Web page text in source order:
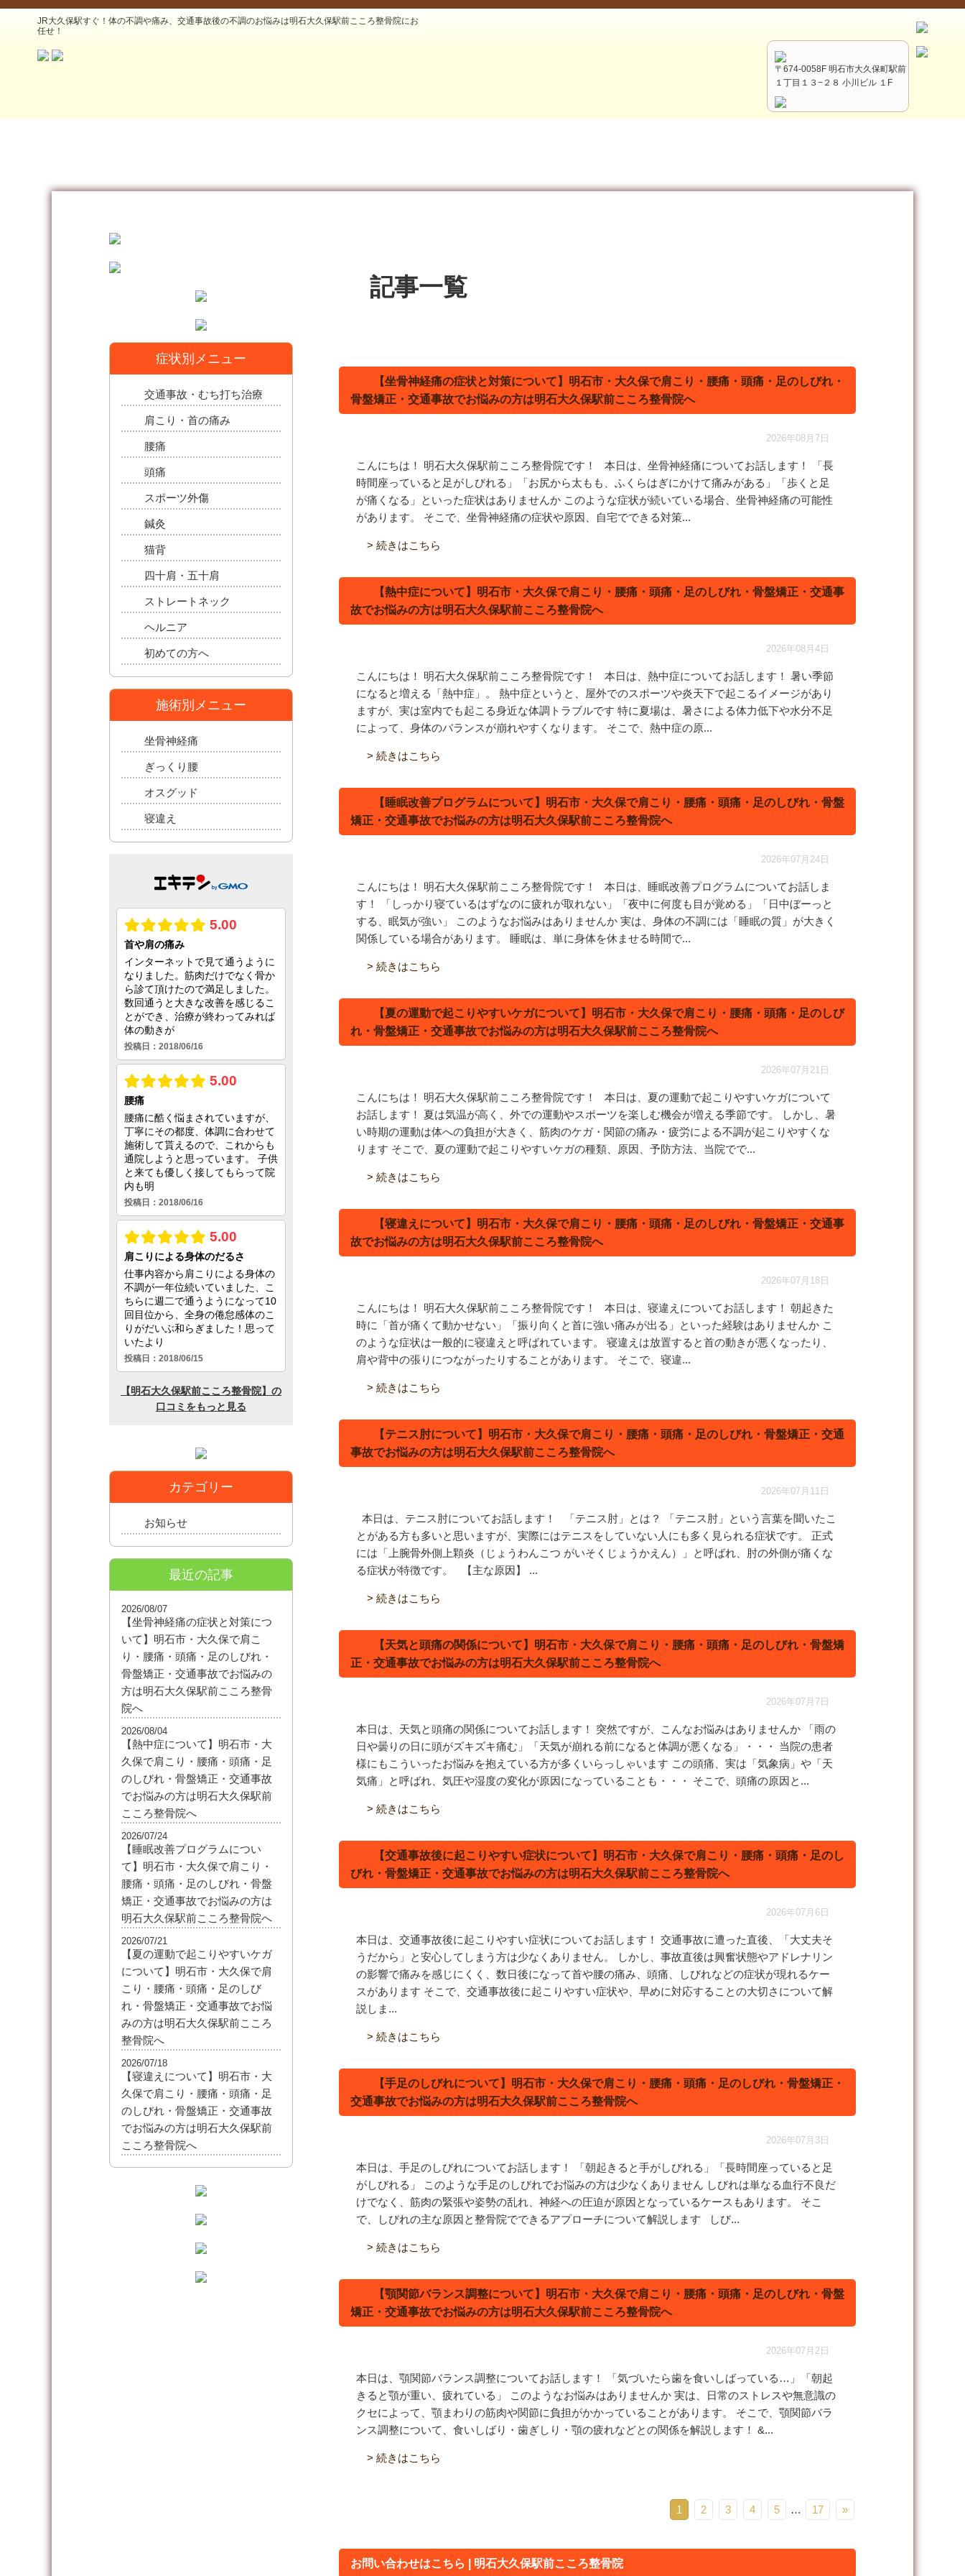
JR大久保駅すぐ！体の不調や痛み、交通事故後の不調のお悩みは明石大久保駅前こころ整骨院にお
任せ！
〒674-0058F 明石市大久保町駅前
１丁目１３−２８ 小川ビル １F
記事一覧
【坐骨神経痛の症状と対策について】明石市・大久保で肩こり・腰痛・頭痛・足のしびれ・
骨盤矯正・交通事故でお悩みの方は明石大久保駅前こころ整骨院へ
2026年08月7日
こんにちは！ 明石大久保駅前こころ整骨院です！ 本日は、坐骨神経痛についてお話します！ 「長
時間座っていると足がしびれる」「お尻から太もも、ふくらはぎにかけて痛みがある」「歩くと足
が痛くなる」といった症状はありませんか このような症状が続いている場合、坐骨神経痛の可能性
があります。 そこで、坐骨神経痛の症状や原因、自宅でできる対策...
> 続きはこちら
【熱中症について】明石市・大久保で肩こり・腰痛・頭痛・足のしびれ・骨盤矯正・交通事
故でお悩みの方は明石大久保駅前こころ整骨院へ
2026年08月4日
こんにちは！ 明石大久保駅前こころ整骨院です！ 本日は、熱中症についてお話します！ 暑い季節
になると増える「熱中症」。 熱中症というと、屋外でのスポーツや炎天下で起こるイメージがあり
ますが、実は室内でも起こる身近な体調トラブルです 特に夏場は、暑さによる体力低下や水分不足
によって、身体のバランスが崩れやすくなります。 そこで、熱中症の原...
> 続きはこちら
【睡眠改善プログラムについて】明石市・大久保で肩こり・腰痛・頭痛・足のしびれ・骨盤
矯正・交通事故でお悩みの方は明石大久保駅前こころ整骨院へ
2026年07月24日
こんにちは！ 明石大久保駅前こころ整骨院です！ 本日は、睡眠改善プログラムについてお話しま
す！ 「しっかり寝ているはずなのに疲れが取れない」「夜中に何度も目が覚める」「日中ぼーっと
する、眠気が強い」 このようなお悩みはありませんか 実は、身体の不調には「睡眠の質」が大きく
関係している場合があります。 睡眠は、単に身体を休ませる時間で...
> 続きはこちら
【夏の運動で起こりやすいケガについて】明石市・大久保で肩こり・腰痛・頭痛・足のしび
れ・骨盤矯正・交通事故でお悩みの方は明石大久保駅前こころ整骨院へ
2026年07月21日
こんにちは！ 明石大久保駅前こころ整骨院です！ 本日は、夏の運動で起こりやすいケガについて
お話します！ 夏は気温が高く、外での運動やスポーツを楽しむ機会が増える季節です。 しかし、暑
い時期の運動は体への負担が大きく、筋肉のケガ・関節の痛み・疲労による不調が起こりやすくな
ります そこで、夏の運動で起こりやすいケガの種類、原因、予防方法、当院でで...
> 続きはこちら
【寝違えについて】明石市・大久保で肩こり・腰痛・頭痛・足のしびれ・骨盤矯正・交通事
故でお悩みの方は明石大久保駅前こころ整骨院へ
2026年07月18日
こんにちは！ 明石大久保駅前こころ整骨院です！ 本日は、寝違えについてお話します！ 朝起きた
時に「首が痛くて動かせない」「振り向くと首に強い痛みが出る」といった経験はありませんか こ
のような症状は一般的に寝違えと呼ばれています。 寝違えは放置すると首の動きが悪くなったり、
肩や背中の張りにつながったりすることがあります。 そこで、寝違...
> 続きはこちら
【テニス肘について】明石市・大久保で肩こり・腰痛・頭痛・足のしびれ・骨盤矯正・交通
事故でお悩みの方は明石大久保駅前こころ整骨院へ
2026年07月11日
本日は、テニス肘についてお話します！
「テニス肘」とは？ 「テニス肘」という言葉を聞いたこ
とがある方も多いと思いますが、実際にはテニスをしていない人にも多く見られる症状です。 正式
には「上腕骨外側上顆炎（じょうわんこつ がいそくじょうかえん）」と呼ばれ、肘の外側が痛くな
る症状が特徴です。 【主な原因】 ...
> 続きはこちら
【天気と頭痛の関係について】明石市・大久保で肩こり・腰痛・頭痛・足のしびれ・骨盤矯
正・交通事故でお悩みの方は明石大久保駅前こころ整骨院へ
2026年07月7日
本日は、天気と頭痛の関係についてお話します！ 突然ですが、こんなお悩みはありませんか 「雨の
日や曇りの日に頭がズキズキ痛む」「天気が崩れる前になると体調が悪くなる」・・・ 当院の患者
様にもこういったお悩みを抱えている方が多くいらっしゃいます この頭痛、実は「気象病」や「天
気痛」と呼ばれ、気圧や湿度の変化が原因になっていることも・・・
そこで、頭痛の原因と...
> 続きはこちら
【交通事故後に起こりやすい症状について】明石市・大久保で肩こり・腰痛・頭痛・足のし
びれ・骨盤矯正・交通事故でお悩みの方は明石大久保駅前こころ整骨院へ
2026年07月6日
本日は、交通事故後に起こりやすい症状についてお話します！ 交通事故に遭った直後、「大丈夫そ
うだから」と安心してしまう方は少なくありません。 しかし、事故直後は興奮状態やアドレナリン
の影響で痛みを感じにくく、数日後になって首や腰の痛み、頭痛、しびれなどの症状が現れるケー
スがあります そこで、交通事故後に起こりやすい症状や、早めに対応することの大切さについて解
説しま...
> 続きはこちら
【手足のしびれについて】明石市・大久保で肩こり・腰痛・頭痛・足のしびれ・骨盤矯正・
交通事故でお悩みの方は明石大久保駅前こころ整骨院へ
2026年07月3日
本日は、手足のしびれについてお話します！ 「朝起きると手がしびれる」「長時間座っていると足
がしびれる」 このような手足のしびれでお悩みの方は少なくありません しびれは単なる血行不良だ
けでなく、筋肉の緊張や姿勢の乱れ、神経への圧迫が原因となっているケースもあります。 そこ
で、しびれの主な原因と整骨院でできるアプローチについて解説します
しび...
> 続きはこちら
【顎関節バランス調整について】明石市・大久保で肩こり・腰痛・頭痛・足のしびれ・骨盤
矯正・交通事故でお悩みの方は明石大久保駅前こころ整骨院へ
2026年07月2日
本日は、顎関節バランス調整についてお話します！ 「気づいたら歯を食いしばっている…」「朝起
きると顎が重い、疲れている」 このようなお悩みはありませんか 実は、日常のストレスや無意識の
クセによって、顎まわりの筋肉や関節に負担がかかっていることがあります。 そこで、顎関節バラ
ンス調整について、食いしばり・歯ぎしり・顎の疲れなどとの関係を解説します！ &...
> 続きはこちら
1 2 3 4 5 … 17 »
お問い合わせはこちら | 明石大久保駅前こころ整骨院
症状別メニュー
交通事故・むち打ち治療
肩こり・首の痛み
腰痛
頭痛
スポーツ外傷
鍼灸
猫背
四十肩・五十肩
ストレートネック
ヘルニア
初めての方へ
施術別メニュー
坐骨神経痛
ぎっくり腰
オスグッド
寝違え
カテゴリー
お知らせ
最近の記事
【坐骨神経痛の症状と対策につ
いて】明石市・大久保で肩こ
り・腰痛・頭痛・足のしびれ・
骨盤矯正・交通事故でお悩みの
方は明石大久保駅前こころ整骨
院へ
2026/08/07
【熱中症について】明石市・大
久保で肩こり・腰痛・頭痛・足
のしびれ・骨盤矯正・交通事故
でお悩みの方は明石大久保駅前
こころ整骨院へ
2026/08/04
【睡眠改善プログラムについ
て】明石市・大久保で肩こり・
腰痛・頭痛・足のしびれ・骨盤
矯正・交通事故でお悩みの方は
明石大久保駅前こころ整骨院へ
2026/07/24
【夏の運動で起こりやすいケガ
について】明石市・大久保で肩
こり・腰痛・頭痛・足のしび
れ・骨盤矯正・交通事故でお悩
みの方は明石大久保駅前こころ
整骨院へ
2026/07/21
【寝違えについて】明石市・大
久保で肩こり・腰痛・頭痛・足
のしびれ・骨盤矯正・交通事故
でお悩みの方は明石大久保駅前
こころ整骨院へ
2026/07/18